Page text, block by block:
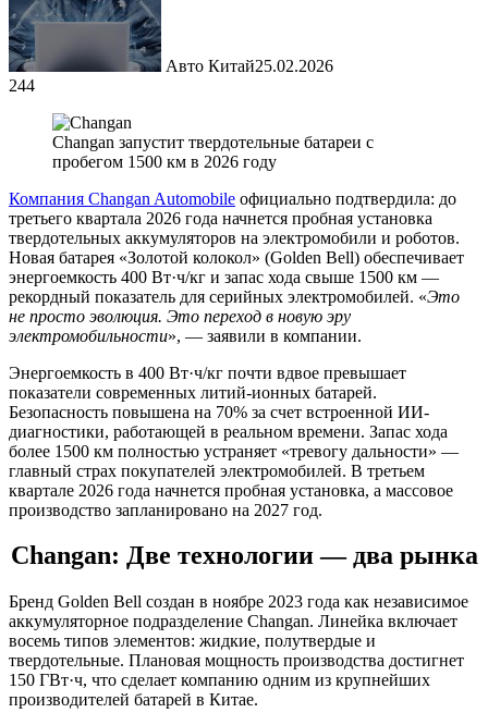
Авто Китай25.02.2026
244
Changan запустит твердотельные батареи с
пробегом 1500 км в 2026 году
Компания Changan Automobile официально подтвердила: до
третьего квартала 2026 года начнется пробная установка
твердотельных аккумуляторов на электромобили и роботов.
Новая батарея «Золотой колокол» (Golden Bell) обеспечивает
энергоемкость 400 Вт·ч/кг и запас хода свыше 1500 км —
рекордный показатель для серийных электромобилей. «Это
не просто эволюция. Это переход в новую эру
электромобильности», — заявили в компании.
Энергоемкость в 400 Вт·ч/кг почти вдвое превышает
показатели современных литий-ионных батарей.
Безопасность повышена на 70% за счет встроенной ИИ-
диагностики, работающей в реальном времени. Запас хода
более 1500 км полностью устраняет «тревогу дальности» —
главный страх покупателей электромобилей. В третьем
квартале 2026 года начнется пробная установка, а массовое
производство запланировано на 2027 год.
Changan: Две технологии — два рынка
Бренд Golden Bell создан в ноябре 2023 года как независимое
аккумуляторное подразделение Changan. Линейка включает
восемь типов элементов: жидкие, полутвердые и
твердотельные. Плановая мощность производства достигнет
150 ГВт·ч, что сделает компанию одним из крупнейших
производителей батарей в Китае.